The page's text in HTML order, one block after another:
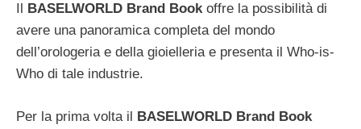
Il BASELWORLD Brand Bookoffre la possibilità di
avere una panoramica completa del mondo
dell’orologeria e della gioielleria e presenta il Who-is-
Who di tale industrie.
Per la prima volta il BASELWORLD Brand Book